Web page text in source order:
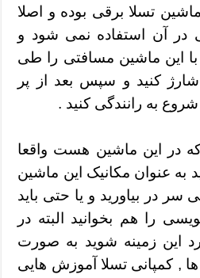
تسلا برقی بوده و اصلا
آن استفاده نمی شود و
با این ماشین مسافتی را طی
شارژ کنید و سپس بعد از پر
به رانندگی کنید .
که در این ماشین هست واقعا
به عنوان مکانیک این ماشین
سر در بیاورید و یا حتی باید
را هم بخوانید البته در
این زمینه شوید به صورت
, کمپانی تسلا آموزش هایی